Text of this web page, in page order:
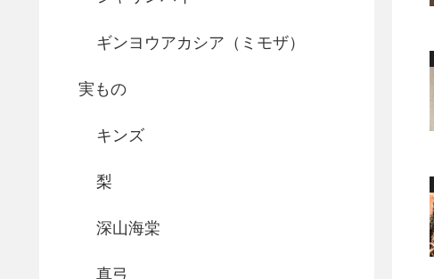
ギンヨウアカシア（ミモザ）
実もの
キンズ
梨
深山海棠
真弓